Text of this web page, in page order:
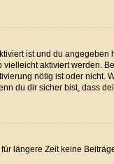
ist und du angegeben
aktiviert werden.
nötig ist oder nicht.
du dir sicher bist, dass
längere Zeit keine